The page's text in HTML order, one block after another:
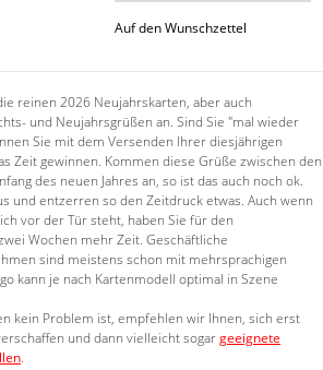
Auf den Wunschzettel
reinen 2026 Neujahrskarten, aber auch
und Neujahrsgrüßen an. Sind Sie "mal wieder
Sie mit dem Versenden Ihrer diesjährigen
Zeit gewinnen. Kommen diese Grüße zwischen den
des neuen Jahres an, so ist das auch noch ok.
und entzerren so den Zeitdruck etwas. Auch wenn
vor der Tür steht, haben Sie für den
Wochen mehr Zeit. Geschäftliche
sind meistens schon mit mehrsprachigen
kann je nach Kartenmodell optimal in Szene
kein Problem ist, empfehlen wir Ihnen, sich erst
und dann vielleicht sogargeeignete
.